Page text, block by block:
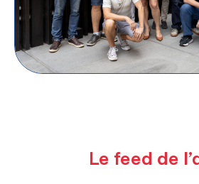
Le feed de